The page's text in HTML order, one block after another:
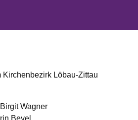
Kirchenbezirk Löbau-Zittau
Wagner
Beyel